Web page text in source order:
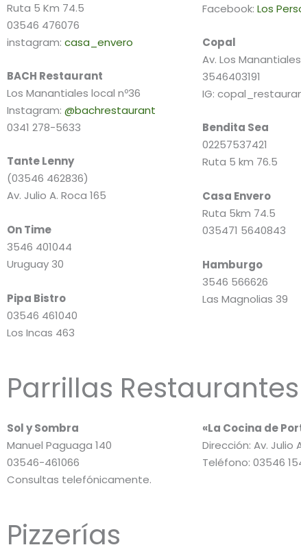
Ruta 5 Km 74.5
03546 476076
instagram: casa_envero
BACH Restaurant
Los Manantiales local nº36
Instagram: @bachrestaurant
0341 278-5633
Tante Lenny
(03546 462836)
Av. Julio A. Roca 165
On Time
3546 401044
Uruguay 30
Pipa Bistro
03546 461040
Los Incas 463
Facebook: Los
Copal
Av. Los Manantiales
3546403191
IG:
Bendita Sea
02257537421
Ruta 5 km 76.5
Casa Envero
Ruta 5km 74.5
035471 5640843
Hamburgo
3546 566626
Las Magnolias 39
Parrillas Restaurantes
Sol y Sombra
Manuel Paguaga 140
03546-461066
Consultas telefónicamente.
«La Cocina de
Dirección: Av. Julio
Teléfono: 03546
Pizzerías